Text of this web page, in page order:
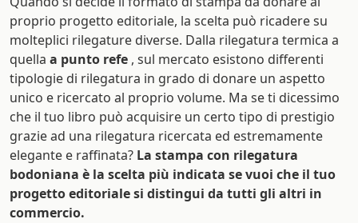
proprio progetto editoriale, la scelta può ricadere su
molteplici rilegature diverse. Dalla rilegatura termica a
quella a punto refe , sul mercato esistono differenti
tipologie di rilegatura in grado di donare un aspetto
unico e ricercato al proprio volume. Ma se ti dicessimo
che il tuo libro può acquisire un certo tipo di prestigio
grazie ad una rilegatura ricercata ed estremamente
elegante e raffinata? La stampa con rilegatura
bodoniana è la scelta più indicata se vuoi che il tuo
progetto editoriale si distingui da tutti gli altri in
commercio.